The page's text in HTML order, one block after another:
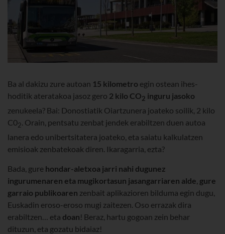
Ba al dakizu zure autoan 15 kilometro egin ostean ihes-
hoditik ateratakoa jasoz gero 2 kilo CO2 inguru jasoko
zenukeela? Bai: Donostiatik Oiartzunera joateko soilik, 2 kilo
C02. Orain, pentsatu zenbat jendek erabiltzen duen autoa
lanera edo unibertsitatera joateko, eta saiatu kalkulatzen
emisioak zenbatekoak diren. Ikaragarria, ezta?
Bada, gure hondar-aletxoa jarri nahi dugunez
ingurumenaren eta mugikortasun jasangarriaren alde, gure
garraio publikoaren zenbait aplikazioren bilduma egin dugu,
Euskadin eroso-eroso mugi zaitezen. Oso errazak dira
erabiltzen… eta doan! Beraz, hartu gogoan zein behar
dituzun, eta gozatu bidaiaz!